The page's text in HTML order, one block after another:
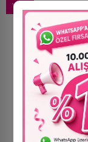
YENI